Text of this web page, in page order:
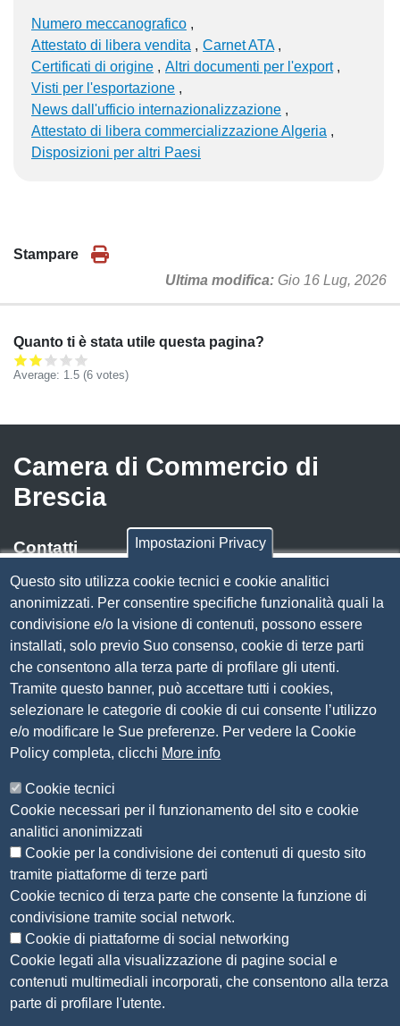
Numero meccanografico
Attestato di libera vendita
Carnet ATA
Certificati di origine
Altri documenti per l'export
Visti per l'esportazione
News dall'ufficio internazionalizzazione
Attestato di libera commercializzazione Algeria
Disposizioni per altri Paesi
Stampare
Ultima modifica
Gio 16 Lug, 2026
Quanto ti è stata utile questa pagina?
Average: 1.5 (6 votes)
Camera di Commercio di
Brescia
Contatti
Via Luigi Einaudi, 23, 25121 Brescia BS
Tel. 030 37251
PECcamera.brescia@bs.legalmail.camcom.it
P.IVA 00859790172
C.F. 80013870177
Contatti
Amministrazione Trasparente
Organizzazione
Bandi di concorso
Bandi di gara e contratti
Provvedimenti
Attività e procedimenti
Seguici su
Sito web
Impostazioni Privacy
Questo sito utilizza cookie tecnici e cookie analitici
anonimizzati. Per consentire specifiche funzionalità quali la
condivisione e/o la visione di contenuti, possono essere
installati, solo previo Suo consenso, cookie di terze parti
che consentono alla terza parte di profilare gli utenti.
Tramite questo banner, può accettare tutti i cookies,
selezionare le categorie di cookie di cui consente l’utilizzo
e/o modificare le Sue preferenze. Per vedere la Cookie
Policy completa, clicchi More info
Cookie tecnici
Cookie necessari per il funzionamento del sito e cookie
analitici anonimizzati
Cookie per la condivisione dei contenuti di questo sito
tramite piattaforme di terze parti
Cookie tecnico di terza parte che consente la funzione di
condivisione tramite social network.
Cookie di piattaforme di social networking
Cookie legati alla visualizzazione di pagine social e
contenuti multimediali incorporati, che consentono alla terza
parte di profilare l'utente.